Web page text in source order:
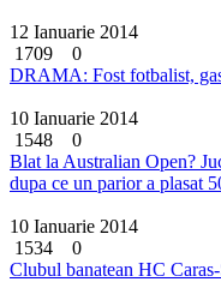
12 Ianuarie 2014
1709
0
DRAMA: Fost fotbalist,
10 Ianuarie 2014
1548
0
Blat la Australian Open?
dupa ce un parior a plasat
10 Ianuarie 2014
1534
0
Clubul banatean HC